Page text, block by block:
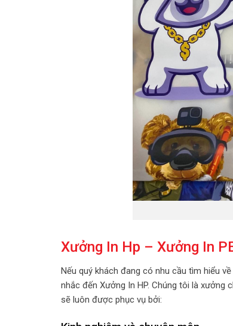
Xưởng In Hp – Xưởng In
Nếu quý khách đang có nhu cầu tìm hiểu
nhắc đến Xưởng In HP. Chúng tôi là xưởng
sẽ luôn được phục vụ bởi: